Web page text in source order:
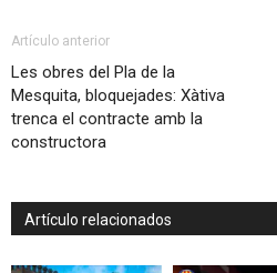
Artículo anterior
Les obres del Pla de la
Mesquita, bloquejades: Xàtiva
trenca el contracte amb la
constructora
Artículo relacionados